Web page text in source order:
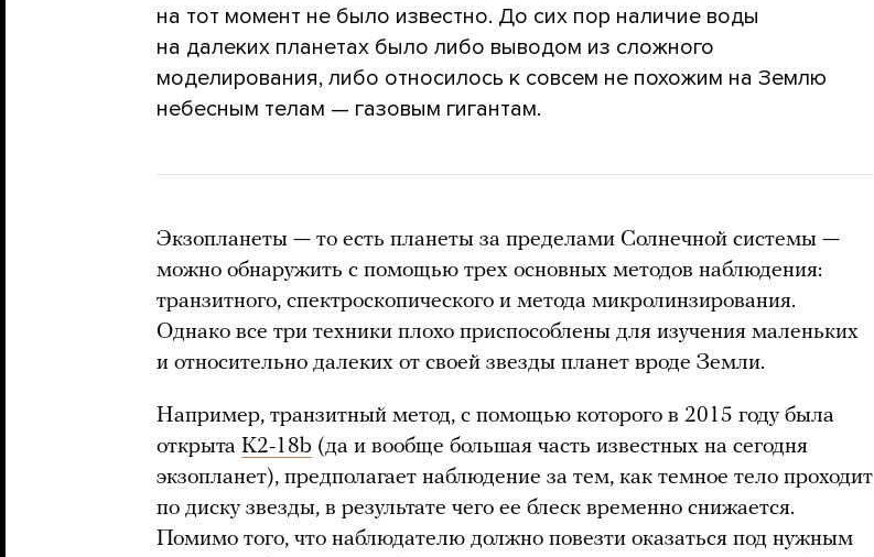
на тот момент не было известно. До сих пор наличие воды
на далеких планетах было либо выводом из сложного
моделирования, либо относилось к совсем не похожим на Землю
небесным телам — газовым гигантам.
Экзопланеты — то есть планеты за пределами Солнечной системы —
можно обнаружить с помощью трех основных методов наблюдения:
транзитного, спектроскопического и метода микролинзирования.
Однако все три техники плохо приспособлены для изучения маленьких
и относительно далеких от своей звезды планет вроде Земли.
Например, транзитный метод, с помощью которого в 2015 году была
открыта K2-18b (да и вообще большая часть известных на сегодня
экзопланет), предполагает наблюдение за тем, как темное тело проходит
по диску звезды, в результате чего ее блеск временно снижается.
Помимо того, что наблюдателю должно повезти оказаться под нужным